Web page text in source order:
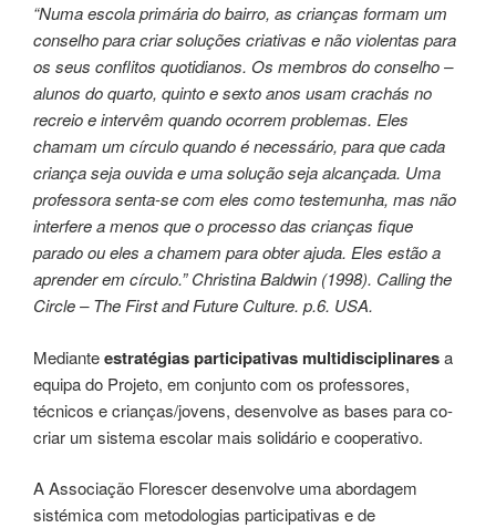
“Numa escola primária do bairro, as crianças formam um
conselho para criar soluções criativas e não violentas para
os seus conflitos quotidianos. Os membros do conselho –
alunos do quarto, quinto e sexto anos usam crachás no
recreio e intervêm quando ocorrem problemas. Eles
chamam um círculo quando é necessário, para que cada
criança seja ouvida e uma solução seja alcançada. Uma
professora senta-se com eles como testemunha, mas não
interfere a menos que o processo das crianças fique
parado ou eles a chamem para obter ajuda. Eles estão a
aprender em círculo.” Christina Baldwin (1998). Calling the
Circle – The First and Future Culture. p.6. USA.
Medianteestratégias participativas multidisciplinaresa
equipa do Projeto, em conjunto com os professores,
técnicos e crianças/jovens, desenvolve as bases para co-
criar um sistema escolar mais solidário e cooperativo.
A Associação Florescer desenvolve uma abordagem
sistémica com metodologias participativas e de